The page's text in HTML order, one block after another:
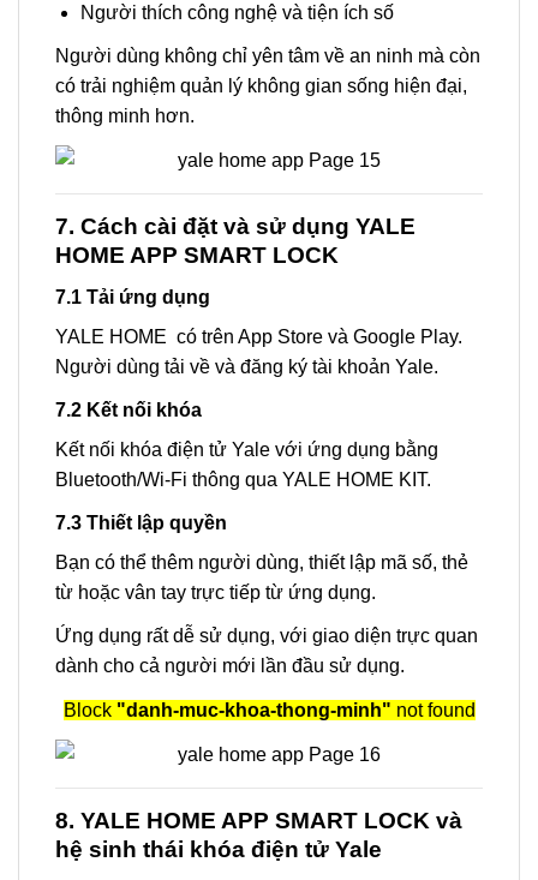
Người thích công nghệ và tiện ích số
Người dùng không chỉ yên tâm về an ninh mà còn
có trải nghiệm quản lý không gian sống hiện đại,
thông minh hơn.
7. Cách cài đặt và sử dụng YALE
HOME APP SMART LOCK
7.1 Tải ứng dụng
YALE HOME có trên App Store và Google Play.
Người dùng tải về và đăng ký tài khoản Yale.
7.2 Kết nối khóa
Kết nối khóa điện tử Yale với ứng dụng bằng
Bluetooth/Wi-Fi thông qua YALE HOME KIT.
7.3 Thiết lập quyền
Bạn có thể thêm người dùng, thiết lập mã số, thẻ
từ hoặc vân tay trực tiếp từ ứng dụng.
Ứng dụng rất dễ sử dụng, với giao diện trực quan
dành cho cả người mới lần đầu sử dụng.
Block "danh-muc-khoa-thong-minh" not found
8. YALE HOME APP SMART LOCK và
hệ sinh thái khóa điện tử Yale